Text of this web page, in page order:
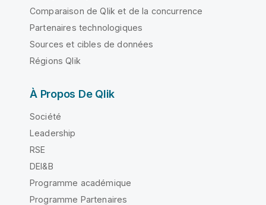
Comparaison de Qlik et de la concurrence
Partenaires technologiques
Sources et cibles de données
Régions Qlik
À Propos De Qlik
Société
Leadership
RSE
DEI&B
Programme académique
Programme Partenaires